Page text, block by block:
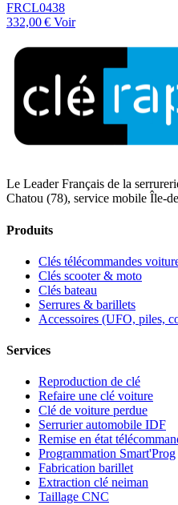
FRCL0438
332,00 € Voir
Le Leader Français de la
Chatou (78), service mobile Île-
Produits
Clés télécommandes
Clés scooter & moto
Clés bateau
Serrures & barillets
Accessoires (UFO, piles,
Services
Reproduction de clé
Refaire une clé voiture
Clé de voiture perdue
Serrurier automobile IDF
Remise en état
Programmation Smart'Prog
Fabrication barillet
Extraction clé neiman
Taillage CNC